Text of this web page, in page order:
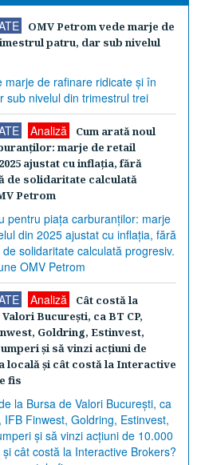
OMV Petrom vede marje de
patru, dar sub nivelul
Analiză
Cum arată noul
marje de retail
ajustat cu inflaţia, fără
de solidaritate calculată
Petrom
Analiză
Cât costă la
Bucureşti, ca BT CP,
Goldring, Estinvest,
şi să vinzi acţiuni de
locală şi cât costă la Interactive
fis